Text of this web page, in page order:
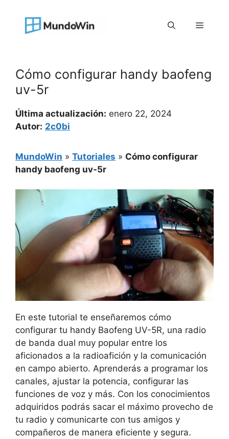
contenido
Menú
Cómo configurar handy baofeng
uv-5r
Última actualización: enero 22, 2024
Autor: 2c0bi
MundoWin » Tutoriales » Cómo configurar
handy baofeng uv-5r
En este tutorial te enseñaremos cómo
configurar tu handy Baofeng UV-5R, una radio
de banda dual muy popular entre los
aficionados a la radioafición y la comunicación
en campo abierto. Aprenderás a programar los
canales, ajustar la potencia, configurar las
funciones de voz y más. Con los conocimientos
adquiridos podrás sacar el máximo provecho de
tu radio y comunicarte con tus amigos y
compañeros de manera eficiente y segura.